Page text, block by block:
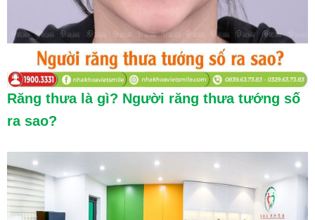
Răng thưa là gì? Người răng thưa tướng số
ra sao?